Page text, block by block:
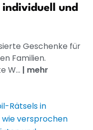
und
Geschenke für
Familien.
W... | mehr